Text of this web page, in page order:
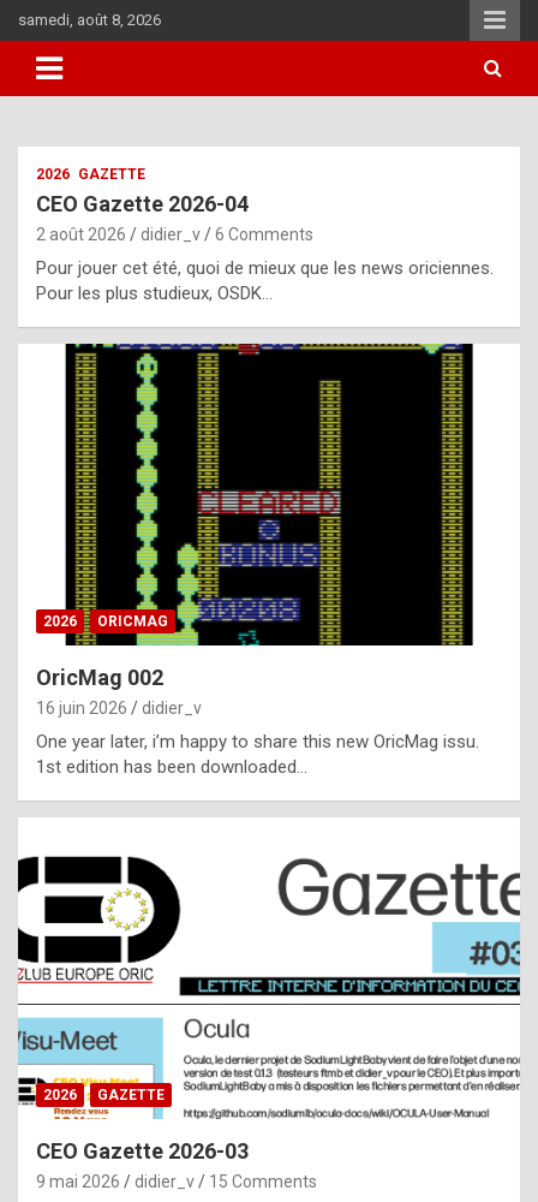
to
content
samedi, août 8, 2026
i
u
l
y
d
i
ff
i
l
t
t
s
t
a
s
i
e
2026 GAZETTE
CEO Gazette 2026-04
2 août 2026 didier_v 6 Comments
Pour jouer cet été, quoi de mieux que les news oriciennes.
Pour les plus studieux, OSDK…
2026 ORICMAG
OricMag 002
16 juin 2026 didier_v
One year later, i’m happy to share this new OricMag issu.
1st edition has been downloaded…
2026 GAZETTE
CEO Gazette 2026-03
9 mai 2026 didier_v 15 Comments